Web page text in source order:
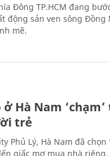
Đông TP.HCM đang
động sản ven sông Đồng
mẽ.
ở Hà Nam
trẻ
Phủ Lý, Hà Nam đã
giấc mơ mua nhà riêng.